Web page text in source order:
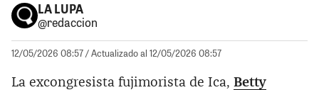
LA LUPA
@redaccion
12/05/2026 08:57/ Actualizado al 12/05/2026 08:57
La excongresista fujimorista de Ica, Betty